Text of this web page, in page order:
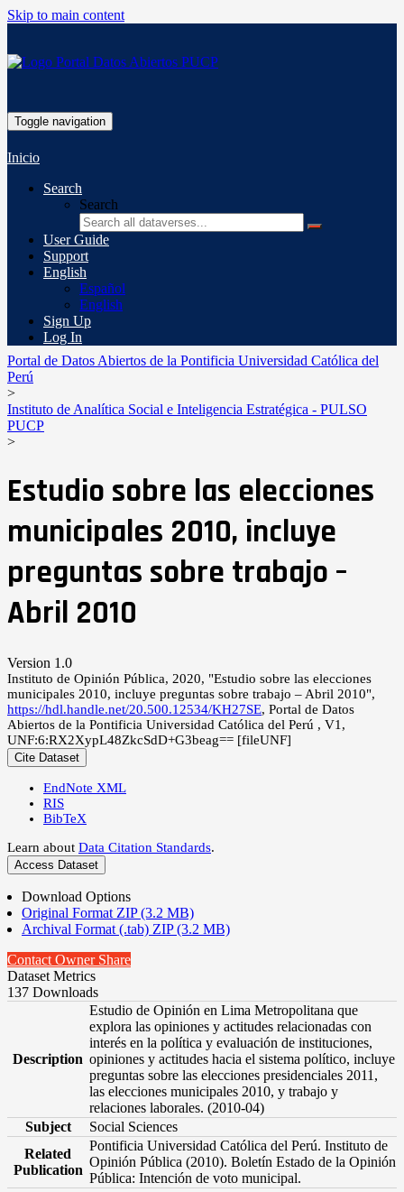
Skip to main content
Toggle navigation
Inicio
Search
Search
User Guide
Support
English
Español
English
Sign Up
Log In
Portal de Datos Abiertos de la Pontificia Universidad Católica del
Perú
>
Instituto de Analítica Social e Inteligencia Estratégica - PULSO
PUCP
>
Estudio sobre las elecciones
municipales 2010, incluye
preguntas sobre trabajo –
Abril 2010
Version 1.0
Instituto de Opinión Pública, 2020, "Estudio sobre las elecciones
municipales 2010, incluye preguntas sobre trabajo – Abril 2010",
https://hdl.handle.net/20.500.12534/KH27SE, Portal de Datos
Abiertos de la Pontificia Universidad Católica del Perú , V1,
UNF:6:RX2XypL48ZkcSdD+G3beag== [fileUNF]
Cite Dataset
EndNote XML
RIS
BibTeX
Learn about Data Citation Standards.
Access Dataset
Download Options
Original Format ZIP (3.2 MB)
Archival Format (.tab) ZIP (3.2 MB)
Contact Owner Share
Dataset Metrics
137 Downloads
Description
Estudio de Opinión en Lima Metropolitana que
explora las opiniones y actitudes relacionadas con
interés en la política y evaluación de instituciones,
opiniones y actitudes hacia el sistema político, incluye
preguntas sobre las elecciones presidenciales 2011,
las elecciones municipales 2010, y trabajo y
relaciones laborales. (2010-04)
Subject
Social Sciences
Related
Publication
Pontificia Universidad Católica del Perú. Instituto de
Opinión Pública (2010). Boletín Estado de la Opinión
Pública: Intención de voto municipal.